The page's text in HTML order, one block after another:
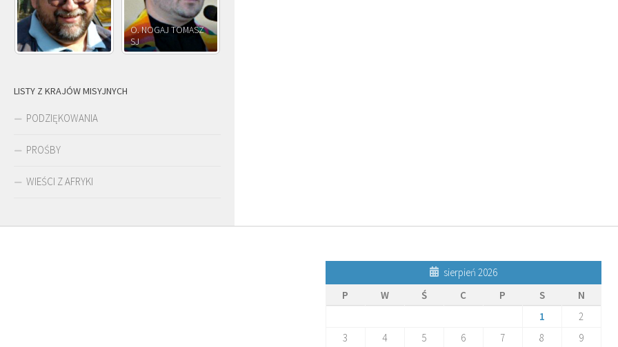
O. NOGAJ TOMASZ
SJ
O. JÓZEF OLEKSY SJ
LISTY Z KRAJÓW MISYJNYCH
PODZIĘKOWANIA
PROŚBY
WIEŚCI Z AFRYKI
sierpień 2026
P
W Ś C P S
N
1
2
3
4 5 6 7 8
9